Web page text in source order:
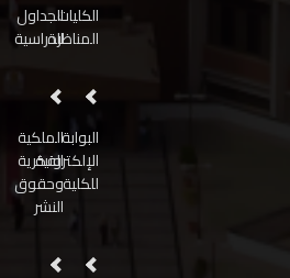
الكليات
المناظرة
الجداول
الدراسية
البوابة
الإلكترونية
للكلية
الملكية
الفكرية
وحقوق
النشر